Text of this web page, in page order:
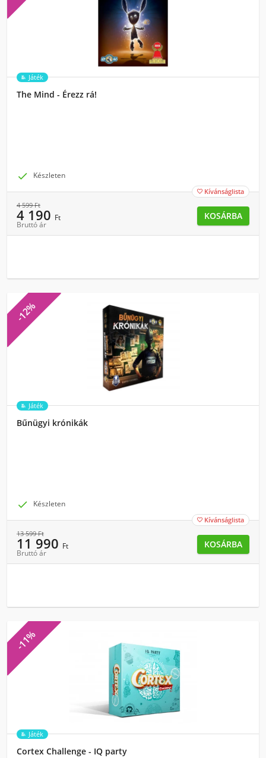
Játék
The Mind - Érezz rá!
 Készleten
 Kívánságlista
4 599Ft
4 190 Ft
Bruttó ár
KOSÁRBA
-12%
Játék
Bűnügyi krónikák
 Készleten
 Kívánságlista
13 599Ft
11 990 Ft
Bruttó ár
KOSÁRBA
-11%
Játék
Cortex Challenge - IQ party